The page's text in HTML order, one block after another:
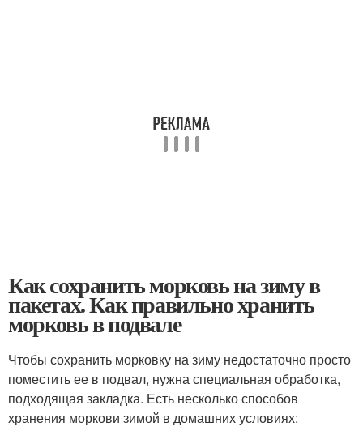
Как сохранить морковь на зиму в
пакетах. Как правильно хранить
морковь в подвале
Чтобы сохранить морковку на зиму недостаточно просто
поместить ее в подвал, нужна специальная обработка,
подходящая закладка. Есть несколько способов
хранения моркови зимой в домашних условиях: